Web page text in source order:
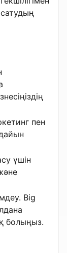
пен
үшін
Big
болыңыз.